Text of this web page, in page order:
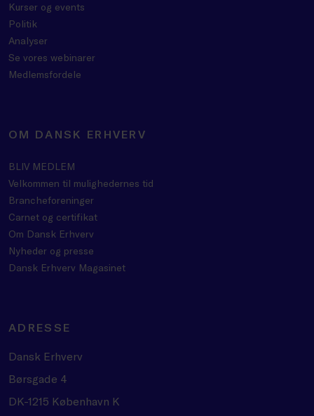
Kurser og events
Politik
Analyser
Se vores webinarer
Medlemsfordele
OM DANSK ERHVERV
BLIV MEDLEM
Velkommen til mulighedernes tid
Brancheforeninger
Carnet og certifikat
Om Dansk Erhverv
Nyheder og presse
Dansk Erhverv Magasinet
ADRESSE
Dansk Erhverv
Børsgade 4
DK-1215 København K